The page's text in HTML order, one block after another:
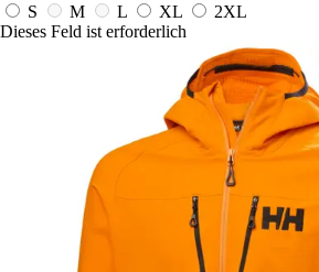
S
M L XL
2XL
Dieses Feld ist erforderlich